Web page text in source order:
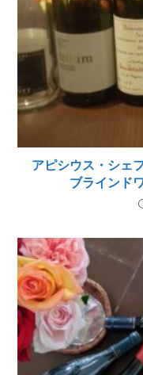
アピシウス・シェ
ブラインド